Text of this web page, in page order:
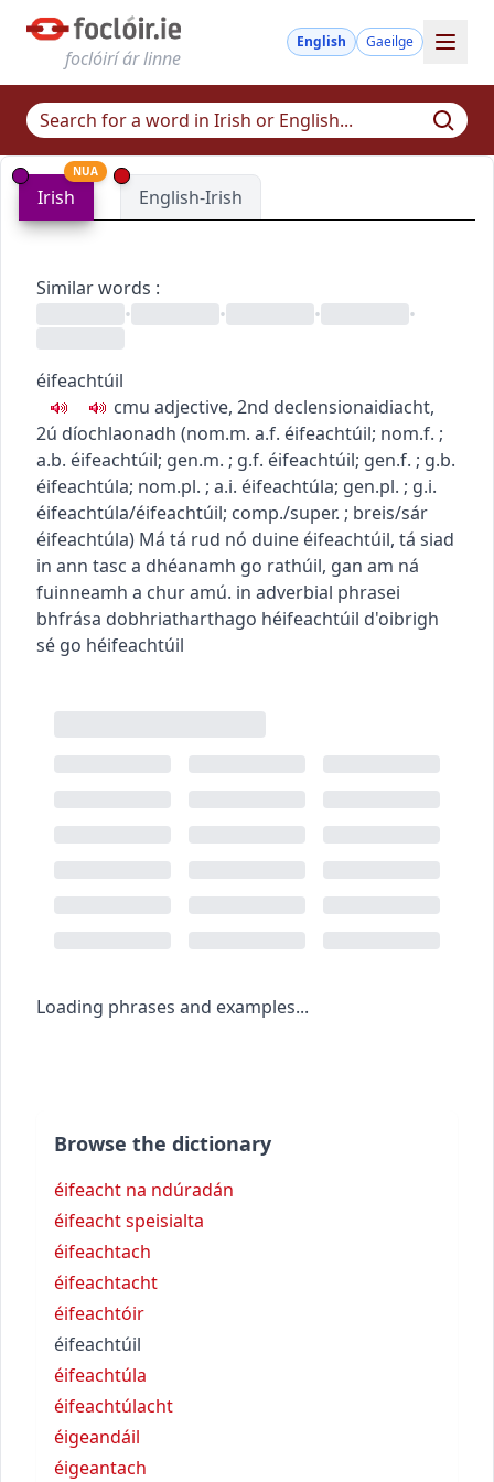
foclóirí ár linne
English Gaeilge
Irish
NUA
English-Irish
Similar words :
•
• • •
éifeachtúil
cmu adjective, 2nd declensionaidiacht,
2ú díochlaonadh (nom.m. a.f. éifeachtúil; nom.f. ;
a.b. éifeachtúil; gen.m. ; g.f. éifeachtúil; gen.f. ; g.b.
éifeachtúla; nom.pl. ; a.i. éifeachtúla; gen.pl. ; g.i.
éifeachtúla/éifeachtúil; comp./super. ; breis/sár
éifeachtúla) Má tá rud nó duine éifeachtúil, tá siad
in ann tasc a dhéanamh go rathúil, gan am ná
fuinneamh a chur amú. in adverbial phrasei
bhfrása dobhriatharthago héifeachtúil d'oibrigh
sé go héifeachtúil
Loading phrases and examples...
Browse the dictionary
éifeacht na ndúradán
éifeacht speisialta
éifeachtach
éifeachtacht
éifeachtóir
éifeachtúil
éifeachtúla
éifeachtúlacht
éigeandáil
éigeantach